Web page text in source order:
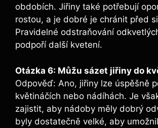
obdobích. Jiřiny také potřebují
rostou, a je‍ dobré je chránit před
Pravidelné odstraňování
podpoří další kvetení.
Otázka 6: Můžu sázet‍ jiřiny​ do
Odpověď: Ano, jiřiny⁢ lze úspěšně
květináčích⁢ nebo nádíhách. Je
zajistit, aby nádoby měly dobrý
byly‍ dostatečně velké, aby